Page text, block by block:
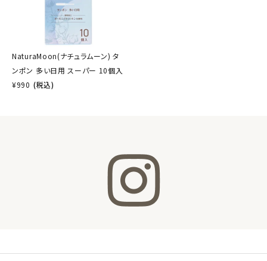
NaturaMoon(ナチュラムーン) タ
ンポン 多い日用 スーパー 10個入
¥990 (税込)